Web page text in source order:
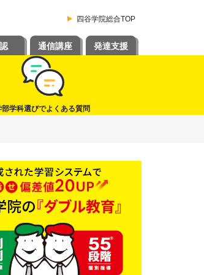
四谷学院総合TOP
通信講座 発達支援
部学科選びでよくある質問